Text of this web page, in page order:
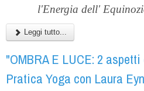
l'Energia dell'
Leggi tutto...
"OMBRA E LUCE: 2
Pratica Yoga con Laura